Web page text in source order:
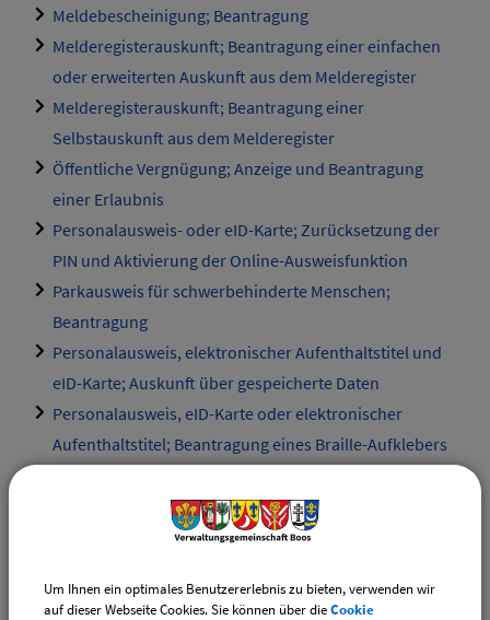
Meldebescheinigung; Beantragung
Melderegisterauskunft; Beantragung einer einfachen
oder erweiterten Auskunft aus dem Melderegister
Melderegisterauskunft; Beantragung einer
Selbstauskunft aus dem Melderegister
Öffentliche Vergnügung; Anzeige und Beantragung
einer Erlaubnis
Personalausweis- oder eID-Karte; Zurücksetzung der
PIN und Aktivierung der Online-Ausweisfunktion
Parkausweis für schwerbehinderte Menschen;
Beantragung
Personalausweis, elektronischer Aufenthaltstitel und
eID-Karte; Auskunft über gespeicherte Daten
Personalausweis, eID-Karte oder elektronischer
Aufenthaltstitel; Beantragung eines Braille-Aufklebers
Beantragung der Änderung der Anschrift oder des
Wiederauffindens
Um Ihnen ein optimales Benutzererlebnis zu bieten, verwenden wir
auf dieser Webseite Cookies. Sie können über dieCookie